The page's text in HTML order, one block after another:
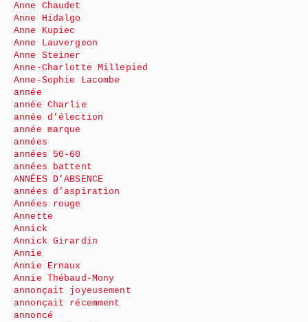
Anne Chaudet
Anne Hidalgo
Anne Kupiec
Anne Lauvergeon
Anne Steiner
Anne-Charlotte Millepied
Anne-Sophie Lacombe
année
année Charlie
année d’élection
année marque
années
années 50-60
années battent
ANNÉES D’ABSENCE
années d’aspiration
Années rouge
Annette
Annick
Annick Girardin
Annie
Annie Ernaux
Annie Thébaud-Mony
annonçait joyeusement
annonçait récemment
annoncé